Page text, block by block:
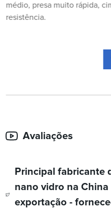
médio, presa muito rápida,
resistência.
Avaliações
Principal fabricante
nano vidro na
exportação -